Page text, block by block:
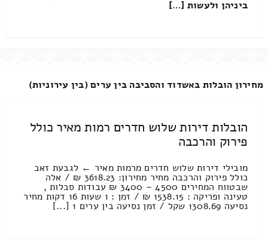
ביניהן ולעשות […]
מחירון הובלות באשדוד והסביבה בין ערים (בין עירוניות)
הובלות דירות שלוש חדרים רמות מאיר כולל
פירוק והרכבה
מובילי דירות שלוש חדרים מרמות מאיר ← לגבעת זאב
כולל פירוק והרכבה מחיר מחירון: 3618.23 ₪ / אלה
שבטווח המחירים 4500 – 3400 ₪ עבודות סבלות ,
טעינה ופריקה : 1538.15 ₪ / זמן : 1 שעות 16 דקות מחיר
נסיעה 1308.69 שקל / זמן נסיעה בין ערים 1 [...]